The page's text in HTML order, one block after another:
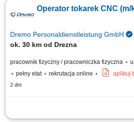
umiejętności w obsłudze i ustawianiu
w nowoczesnym, dobrze wyposażonym
Operator tokarek CNC (m/
Dremo Personaldienstleistung GmbH
ok. 30 km od Drezna
pracownik fizyczny / pracowniczka fizyczna
pełny etat
rekrutacja online aplikuj
2 dni
Obowiązki: Obsługa 3- i 5-osiowych centrów